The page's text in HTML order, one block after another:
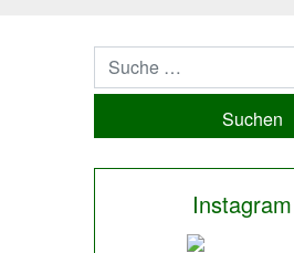
Suchen
Instagram